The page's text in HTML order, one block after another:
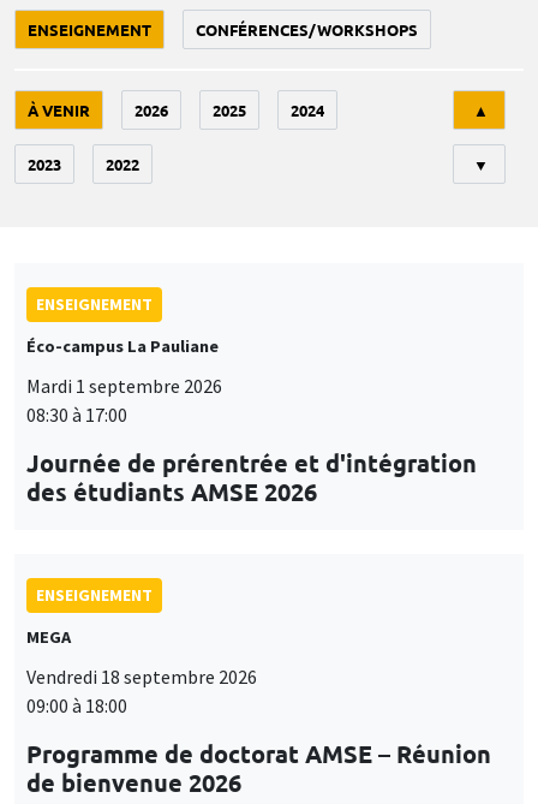
ENSEIGNEMENT CONFÉRENCES/WORKSHOPS
À VENIR 2026 2025 2024
2023 2022
▲
▼
ENSEIGNEMENT
Éco-campus La Pauliane
Mardi 1 septembre 2026
08:30 à 17:00
Journée de prérentrée et d'intégration
des étudiants AMSE 2026
ENSEIGNEMENT
MEGA
Vendredi 18 septembre 2026
09:00 à 18:00
Programme de doctorat AMSE – Réunion
de bienvenue 2026